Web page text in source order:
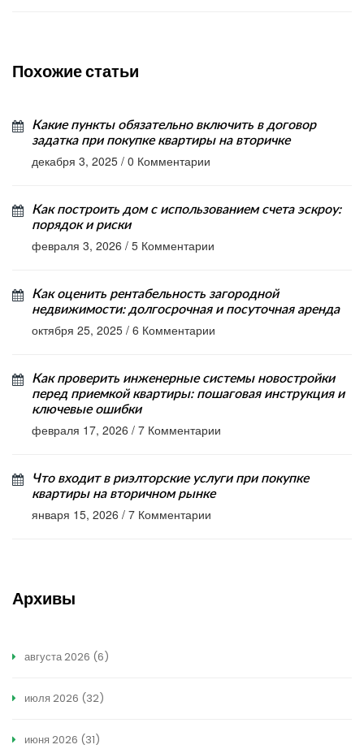
Похожие статьи
Какие пункты обязательно включить в договор
задатка при покупке квартиры на вторичке
декабря 3, 2025 / 0 Комментарии
Как построить дом с использованием счета эскроу:
порядок и риски
февраля 3, 2026 / 5 Комментарии
Как оценить рентабельность загородной
недвижимости: долгосрочная и посуточная аренда
октября 25, 2025 / 6 Комментарии
Как проверить инженерные системы новостройки
перед приемкой квартиры: пошаговая инструкция и
ключевые ошибки
февраля 17, 2026 / 7 Комментарии
Что входит в риэлторские услуги при покупке
квартиры на вторичном рынке
января 15, 2026 / 7 Комментарии
Архивы
августа 2026 (6)
июля 2026 (32)
июня 2026 (31)